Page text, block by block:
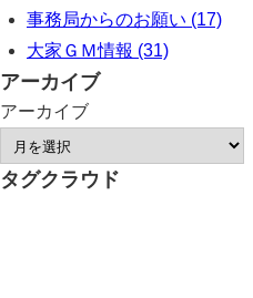
事務局からのお願い (17)
大家ＧＭ情報 (31)
アーカイブ
アーカイブ
タグクラウド